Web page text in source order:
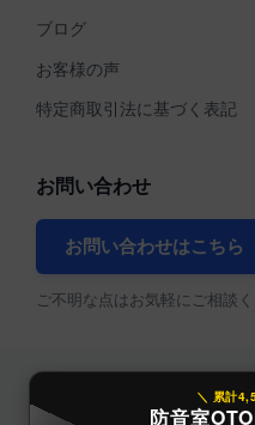
ブログ
お客様の声
特定商取引法に基づく表記
お問い合わせ
お問い合わせはこちら
ご不明な点はお気軽にご相談く
＼ 累計
防音室